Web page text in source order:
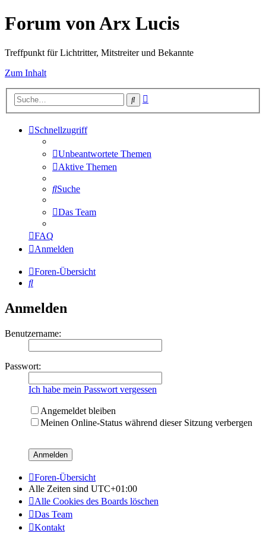
Forum von Arx Lucis
Treffpunkt für Lichtritter, Mitstreiter und Bekannte
Zum Inhalt
Suche
Schnellzugriff
Unbeantwortete Themen
Aktive Themen
Suche
Das Team
FAQ
Anmelden
Foren-Übersicht
Suche
Anmelden
Benutzername:
Passwort:
Ich habe mein Passwort vergessen
Angemeldet bleiben
Meinen Online-Status während dieser Sitzung verbergen
Foren-Übersicht
Alle Zeiten sind UTC+01:00
Alle Cookies des Boards löschen
Das Team
Kontakt